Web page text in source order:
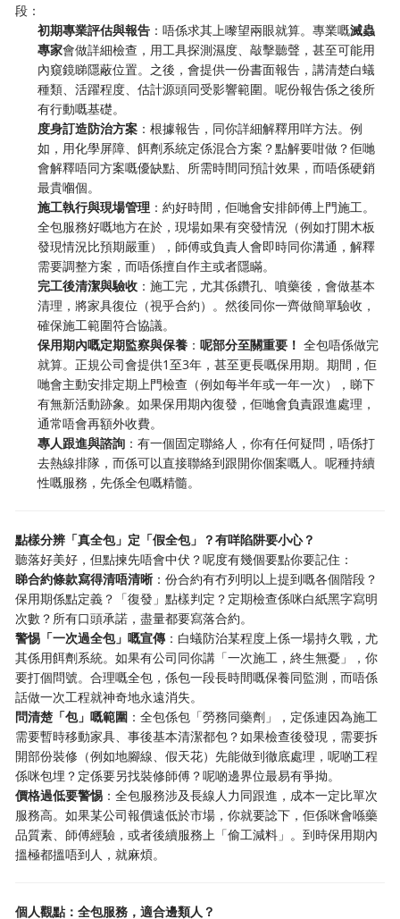
段：
初期專業評估與報告 ：唔係求其上嚟望兩眼就算。專業嘅滅蟲
專家會做詳細檢查，用工具探測濕度、敲擊聽聲，甚至可能用
內窺鏡睇隱蔽位置。之後，會提供一份書面報告，講清楚白蟻
種類、活躍程度、估計源頭同受影響範圍。呢份報告係之後所
有行動嘅基礎。
度身訂造防治方案 ：根據報告，同你詳細解釋用咩方法。例
如，用化學屏障、餌劑系統定係混合方案？點解要咁做？佢哋
會解釋唔同方案嘅優缺點、所需時間同預計效果，而唔係硬銷
最貴嗰個。
施工執行與現場管理 ：約好時間，佢哋會安排師傅上門施工。
全包服務好嘅地方在於，現場如果有突發情況（例如打開木板
發現情況比預期嚴重），師傅或負責人會即時同你溝通，解釋
需要調整方案，而唔係擅自作主或者隱瞞。
完工後清潔與驗收 ：施工完，尤其係鑽孔、噴藥後，會做基本
清理，將家具復位（視乎合約）。然後同你一齊做簡單驗收，
確保施工範圍符合協議。
保用期內嘅定期監察與保養 ：呢部分至關重要！ ​ 全包唔係做完
就算。正規公司會提供1至3年，甚至更長嘅保用期。期間，佢
哋會主動安排定期上門檢查（例如每半年或一年一次），睇下
有無新活動跡象。如果保用期內復發，佢哋會負責跟進處理，
通常唔會再額外收費。
專人跟進與諮詢 ：有一個固定聯絡人，你有任何疑問，唔係打
去熱線排隊，而係可以直接聯絡到跟開你個案嘅人。呢種持續
性嘅服務，先係全包嘅精髓。
點樣分辨「真全包」定「假全包」？有咩陷阱要小心？
聽落好美好，但點揀先唔會中伏？呢度有幾個要點你要記住：
睇合約條款寫得清唔清晰 ：份合約有冇列明以上提到嘅各個階段？
保用期係點定義？「復發」點樣判定？定期檢查係咪白紙黑字寫明
次數？所有口頭承諾，盡量都要寫落合約。
警惕「一次過全包」嘅宣傳 ：白蟻防治某程度上係一場持久戰，尤
其係用餌劑系統。如果有公司同你講「一次施工，終生無憂」，你
要打個問號。合理嘅全包，係包一段長時間嘅保養同監測，而唔係
話做一次工程就神奇地永遠消失。
問清楚「包」嘅範圍 ：全包係包「勞務同藥劑」，定係連因為施工
需要暫時移動家具、事後基本清潔都包？如果檢查後發現，需要拆
開部份裝修（例如地腳線、假天花）先能做到徹底處理，呢啲工程
係咪包埋？定係要另找裝修師傅？呢啲邊界位最易有爭拗。
價格過低要警惕 ：全包服務涉及長線人力同跟進，成本一定比單次
服務高。如果某公司報價遠低於市場，你就要諗下，佢係咪會喺藥
品質素、師傅經驗，或者後續服務上「偷工減料」。到時保用期內
搵極都搵唔到人，就麻煩。
個人觀點：全包服務，適合邊類人？